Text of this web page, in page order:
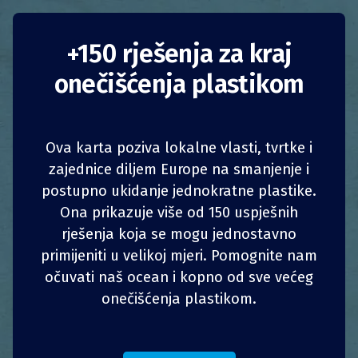
festivalska čaša
Danska Smanjenje potrošnje
Tvrtke
U 2019. je pivovara Tuborg u suradnji s
proizvođačem plastike KIFA Plast, četirima
najvećim danskim glazbenim festivalima i
1 PODIJELI z PODIJELI
4 PODIJELI PODIJELI
+150 rješenja za kraj
onečišćenja plastikom
Ova karta poziva lokalne vlasti, tvrtke i
zajednice diljem Europe na smanjenje i
postupno ukidanje jednokratne plastike.
Ona prikazuje više od 150 uspješnih
rješenja koja se mogu jednostavno
primijeniti u velikoj mjeri. Pomognite nam
očuvati naš ocean i kopno od sve većeg
onečišćenja plastikom.
1 PODIJELI z PODIJELI
4 PODIJELI PODIJELI